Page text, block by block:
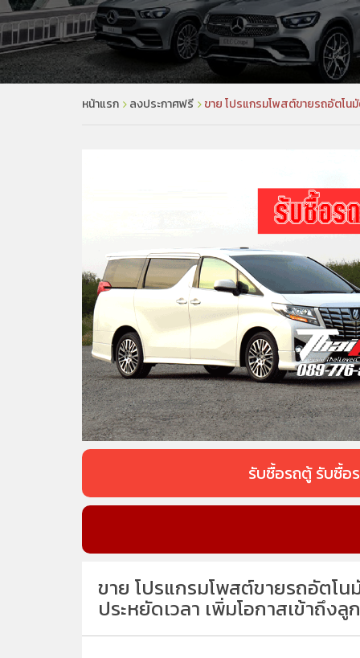
หน้าแรก ลงประกาศฟรี ขาย โปรแกรมโพสต์ขายรถอัตโนมั
รับซื้อรถตู้ รับซื้อ
ขาย โปรแกรมโพสต์ขายรถอัตโน
ประหยัดเวลา เพิ่มโอกาสเข้าถึง